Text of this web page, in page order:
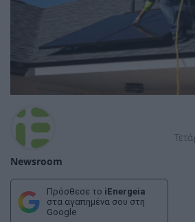
Newsroom
Πρόσθεσε το iEnergeia
στα αγαπημένα σου στη
Google